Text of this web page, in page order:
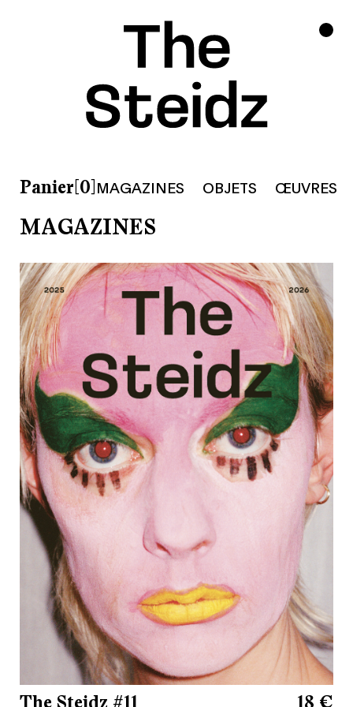
Panier[0] MAGAZINES OBJETS ŒUVRES
MAGAZINES
The Steidz #11 18 €